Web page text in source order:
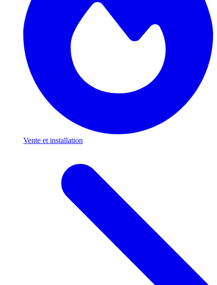
Vente et installation